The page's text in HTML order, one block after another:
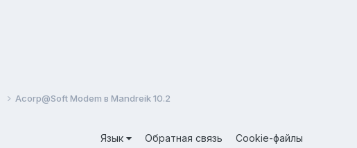
Acorp@Soft Modem в Mandreik 10.2
Язык Обратная связь Cookie-файлы